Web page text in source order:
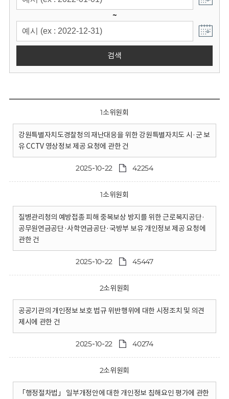
~
검색
1소위원회
강원특별자치도경찰청의 재난대응을 위한 강원특별자치도 시·군 보
유 CCTV 영상정보 제공 요청에 관한 건
2025-10-22 42254
1소위원회
질병관리청의 예방접종 피해 중복보상 방지를 위한 근로복지공단·
공무원연금공단·사학연금공단·국방부 보유 개인정보 제공 요청에
관한 건
2025-10-22 45447
2소위원회
공공기관의 개인정보 보호 법규 위반행위에 대한 시정조치 및 의견
제시에 관한 건
2025-10-22 40274
2소위원회
「행정절차법」 일부개정안에 대한 개인정보 침해요인 평가에 관한